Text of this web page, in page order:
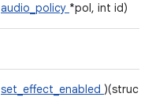
audio_policy *pol, int id)
set_effect_enabled )(struct